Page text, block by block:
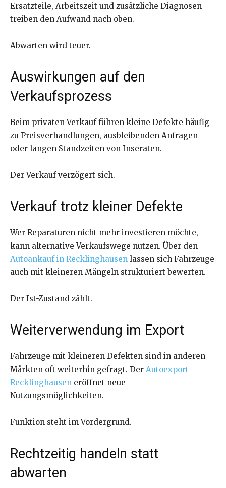
Ersatzteile, Arbeitszeit und zusätzliche Diagnosen
treiben den Aufwand nach oben.
Abwarten wird teuer.
Auswirkungen auf den
Verkaufsprozess
Beim privaten Verkauf führen kleine Defekte häufig
zu Preisverhandlungen, ausbleibenden Anfragen
oder langen Standzeiten von Inseraten.
Der Verkauf verzögert sich.
Verkauf trotz kleiner Defekte
Wer Reparaturen nicht mehr investieren möchte,
kann alternative Verkaufswege nutzen. Über den
Autoankauf in Recklinghausen lassen sich Fahrzeuge
auch mit kleineren Mängeln strukturiert bewerten.
Der Ist-Zustand zählt.
Weiterverwendung im Export
Fahrzeuge mit kleineren Defekten sind in anderen
Märkten oft weiterhin gefragt. Der Autoexport
Recklinghausen eröffnet neue
Nutzungsmöglichkeiten.
Funktion steht im Vordergrund.
Rechtzeitig handeln statt
abwarten